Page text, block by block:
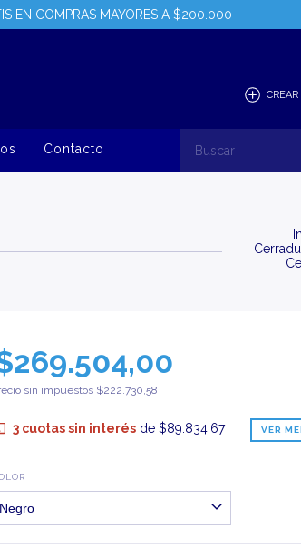
EN COMPRAS MAYORES A $200.000
Contacto
sin impuestos $222.730,58
3cuotas sin interésde $89.834,67 VER